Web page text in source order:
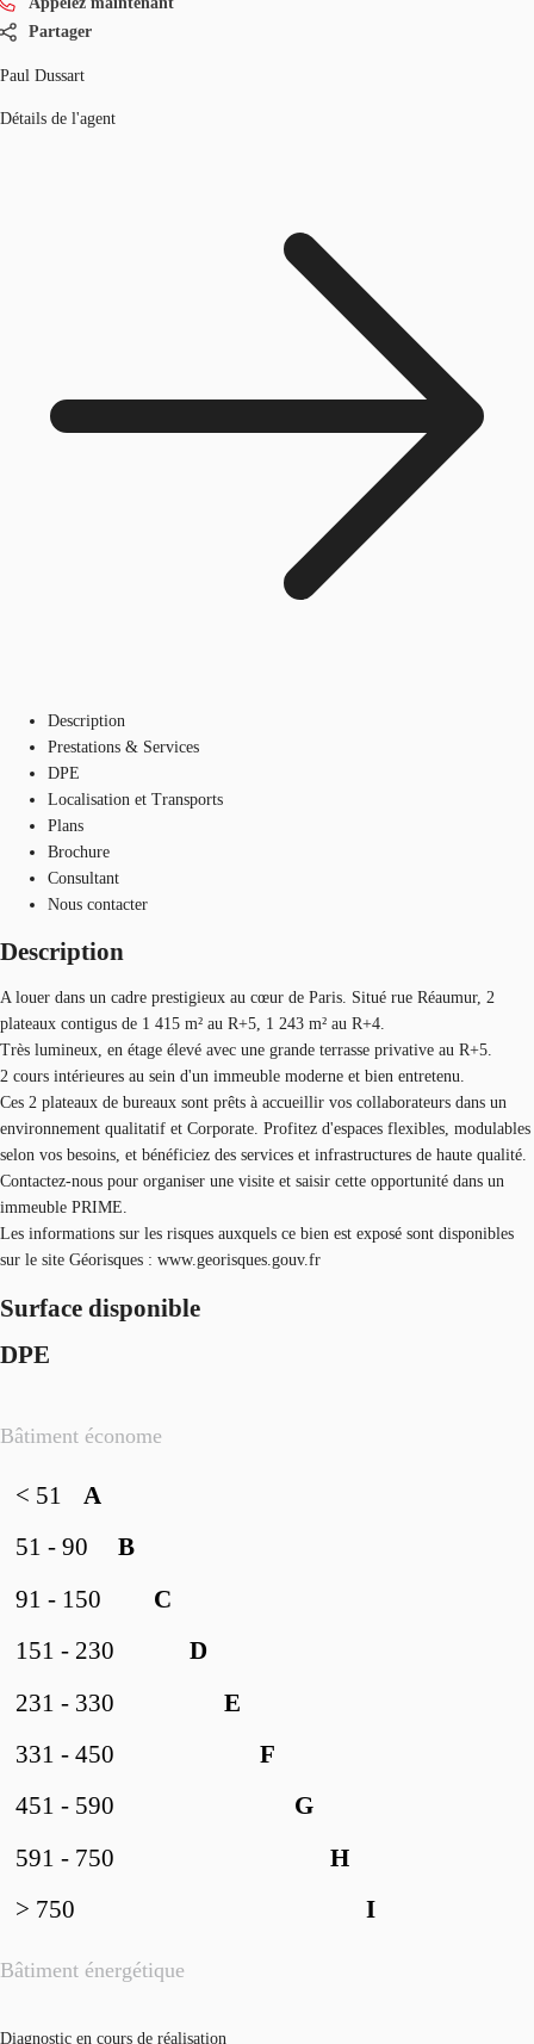
Partager
Paul Dussart
Détails de l'agent
Description
Prestations & Services
DPE
Localisation et Transports
Plans
Brochure
Consultant
Nous contacter
Description
A louer dans un cadre prestigieux au cœur de Paris. Situé rue Réaumur, 2
plateaux contigus de 1 415 m² au R+5, 1 243 m² au R+4.
Très lumineux, en étage élevé avec une grande terrasse privative au R+5.
2 cours intérieures au sein d'un immeuble moderne et bien entretenu.
Ces 2 plateaux de bureaux sont prêts à accueillir vos collaborateurs dans un
environnement qualitatif et Corporate. Profitez d'espaces flexibles, modulables
selon vos besoins, et bénéficiez des services et infrastructures de haute qualité.
Contactez-nous pour organiser une visite et saisir cette opportunité dans un
immeuble PRIME.
Les informations sur les risques auxquels ce bien est exposé sont disponibles
sur le site Géorisques : www.georisques.gouv.fr
Surface disponible
DPE
Bâtiment économe
Bâtiment énergétique
A
< 51
B
51 - 90
C
91 - 150
D
151 - 230
E
231 - 330
F
331 - 450
G
451 - 590
H
591 - 750
I
> 750
Diagnostic en cours de réalisation